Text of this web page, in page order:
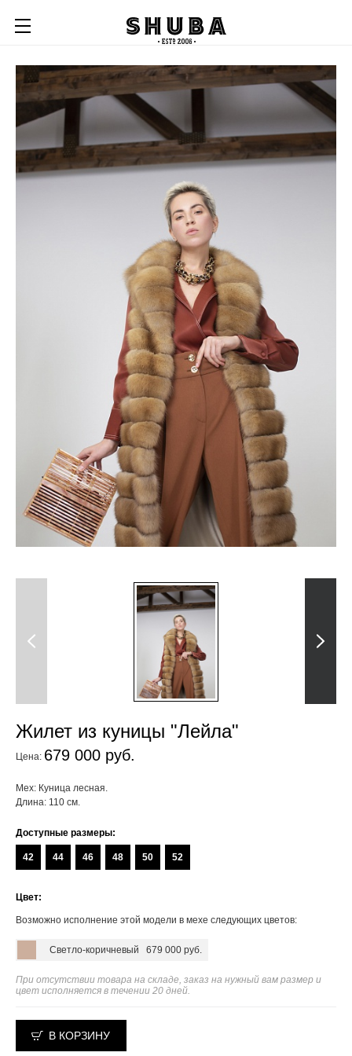
Previous Next
Жилет из куницы "Лейла"
Цена: 679 000 руб.
Мех: Куница лесная.
Длина: 110 см.
Доступные размеры:
42 44 46 48 50 52
Цвет:
Возможно исполнение этой модели в мехе следующих цветов:
Светло-коричневый 679 000 руб.
При отсутствии товара на складе, заказ на нужный вам размер и
цвет исполняется в течении 20 дней.
В КОРЗИНУ